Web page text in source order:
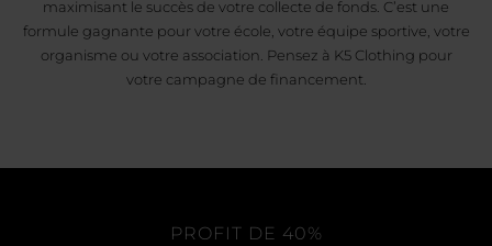
maximisant le succès de votre collecte de fonds. C’est une
formule gagnante pour votre école, votre équipe sportive, votre
organisme ou votre association. Pensez à K5 Clothing pour
votre campagne de financement.
PROFIT DE 40%